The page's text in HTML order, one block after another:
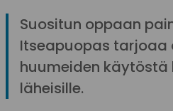
Suositun oppaan
Itseapuopas tarjoaa
huumeiden käytöstä
läheisille.